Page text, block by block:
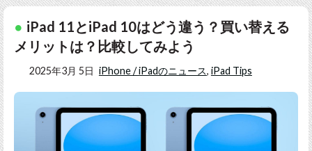
iPad 11とiPad 10はどう違う？買い替える
メリットは？比較してみよう
2025年3月 5日 iPhone / iPadのニュース, iPad Tips